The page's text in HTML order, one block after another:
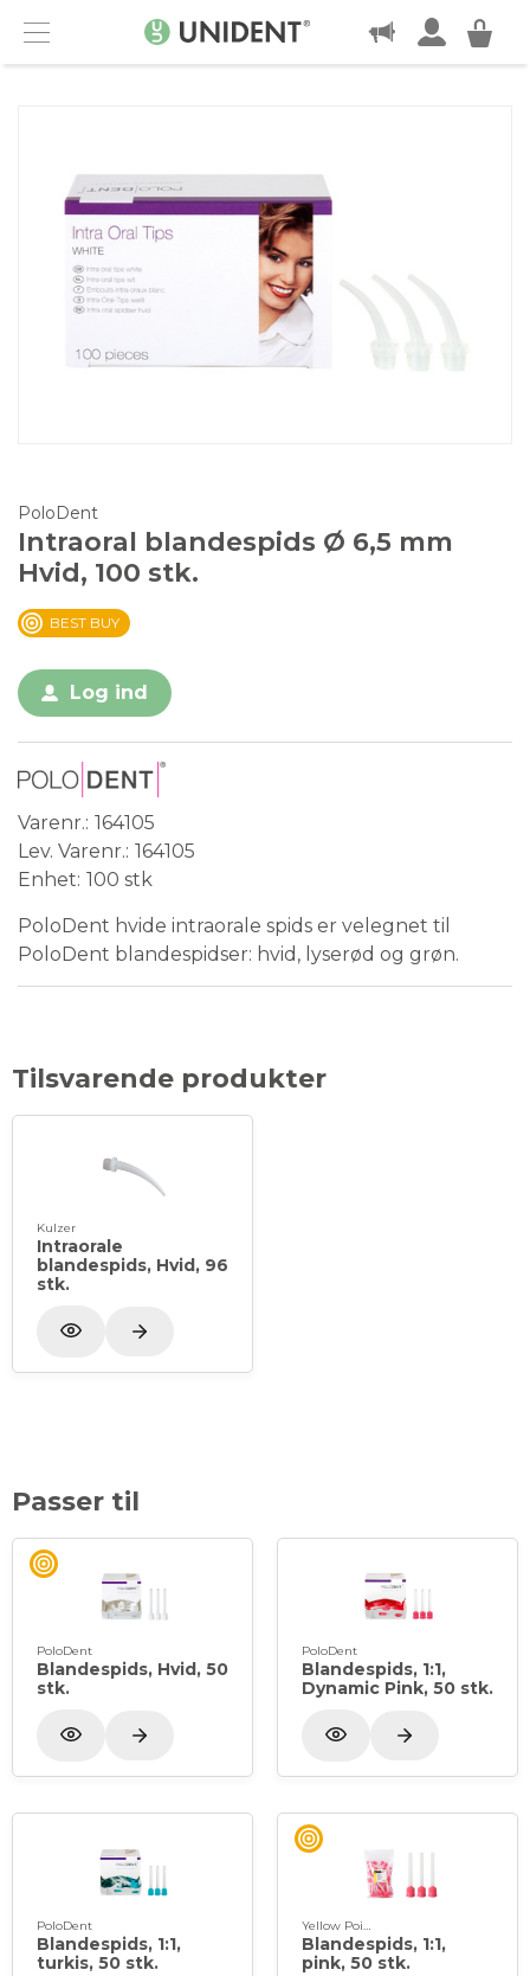
Menu
KONTAKT
PoloDent
Intraoral blandespids Ø 6,5 mm
Hvid, 100 stk.
BEST BUY
Log ind
Varenr. 164105
Lev. Varenr. 164105
Enhet 100 stk
PoloDent hvide intraorale spids er velegnet til
PoloDent blandespidser: hvid, lyserød og grøn.
Tilsvarende produkter
Kulzer
Intraorale
blandespids, Hvid, 96
stk.
Passer til
PoloDent
Blandespids, Hvid, 50
stk.
PoloDent
Blandespids, 1:1,
Dynamic Pink, 50 stk.
PoloDent
Blandespids, 1:1,
turkis, 50 stk.
Yellow Point
Blandespids, 1:1,
pink, 50 stk.